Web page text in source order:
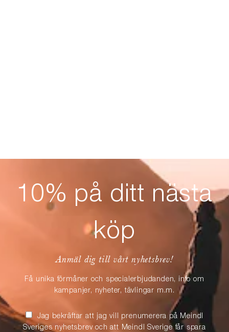
10% på ditt nästa
köp
Anmäl dig till vårt nyhetsbrev!
Få unika förmåner och specialerbjudanden, info om
kampanjer, nyheter, tävlingar m.m.
Jag bekräftar att jag vill prenumerera på Meindl
Sveriges nyhetsbrev och att Meindl Sverige får spara